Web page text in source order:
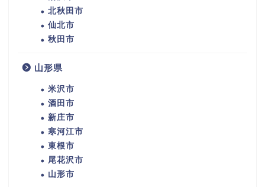
北秋田市
仙北市
秋田市
山形県
米沢市
酒田市
新庄市
寒河江市
東根市
尾花沢市
山形市